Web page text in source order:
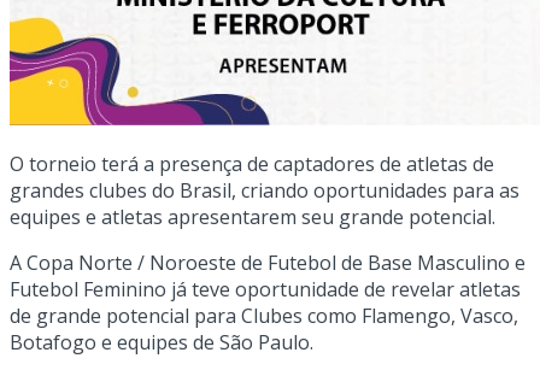
O torneio terá a presença de captadores de atletas de
grandes clubes do Brasil, criando oportunidades para as
equipes e atletas apresentarem seu grande potencial.
A Copa Norte / Noroeste de Futebol de Base Masculino e
Futebol Feminino já teve oportunidade de revelar atletas
de grande potencial para Clubes como Flamengo, Vasco,
Botafogo e equipes de São Paulo.